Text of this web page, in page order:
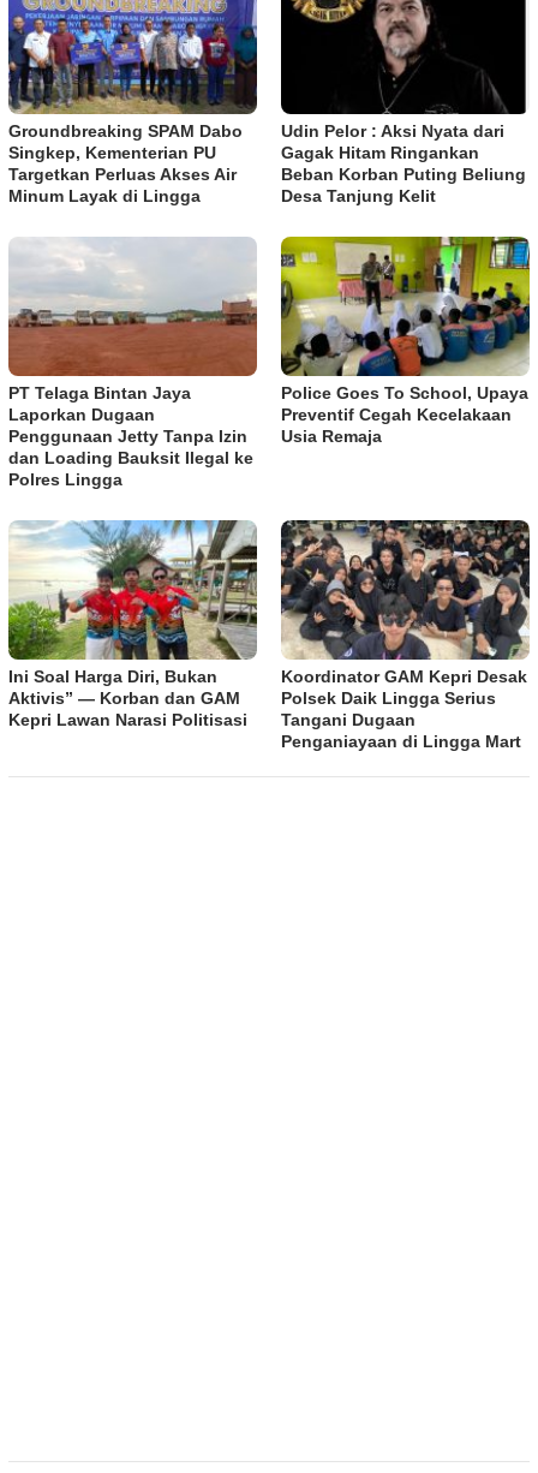
Groundbreaking SPAM Dabo
Singkep, Kementerian PU
Targetkan Perluas Akses Air
Minum Layak di Lingga
Udin Pelor : Aksi Nyata dari
Gagak Hitam Ringankan
Beban Korban Puting Beliung
Desa Tanjung Kelit
PT Telaga Bintan Jaya
Laporkan Dugaan
Penggunaan Jetty Tanpa Izin
dan Loading Bauksit Ilegal ke
Polres Lingga
Police Goes To School, Upaya
Preventif Cegah Kecelakaan
Usia Remaja
Ini Soal Harga Diri, Bukan
Aktivis” — Korban dan GAM
Kepri Lawan Narasi Politisasi
Koordinator GAM Kepri Desak
Polsek Daik Lingga Serius
Tangani Dugaan
Penganiayaan di Lingga Mart